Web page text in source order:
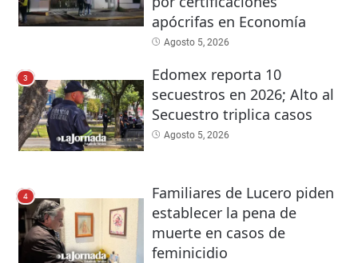
apócrifas en Economía
Agosto 5, 2026
3
Edomex reporta 10
secuestros en 2026; Alto al
Secuestro triplica casos
Agosto 5, 2026
4
Familiares de Lucero piden
establecer la pena de
muerte en casos de
feminicidio